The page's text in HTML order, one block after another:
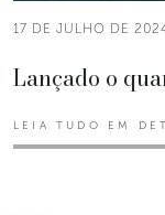
17 DE JULHO DE
Lançado o
LEIA TUDO EM